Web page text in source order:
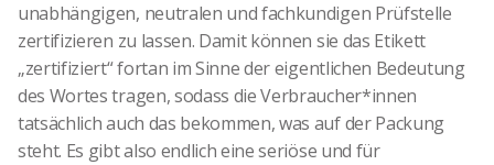
unabhängigen, neutralen und fachkundigen Prüfstelle
zertifizieren zu lassen. Damit können sie das Etikett
„zertifiziert“ fortan im Sinne der eigentlichen Bedeutung
des Wortes tragen, sodass die Verbraucher*innen
tatsächlich auch das bekommen, was auf der Packung
steht. Es gibt also endlich eine seriöse und für